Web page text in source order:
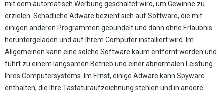
Partner
mit dem automatisch Werbung geschaltet wird, um Gewinne zu
erzielen. Schädliche Adware bezieht sich auf Software, die mit
einigen anderen Programmen gebündelt und dann ohne Erlaubnis
heruntergeladen und auf Ihrem Computer installiert wird. Im
Allgemeinen kann eine solche Software kaum entfernt werden und
führt zu einem langsamen Betrieb und einer abnormalen Leistung
Ihres Computersystems. Im Ernst, einige Adware kann Spyware
enthalten, die Ihre Tastaturaufzeichnung stehlen und in andere